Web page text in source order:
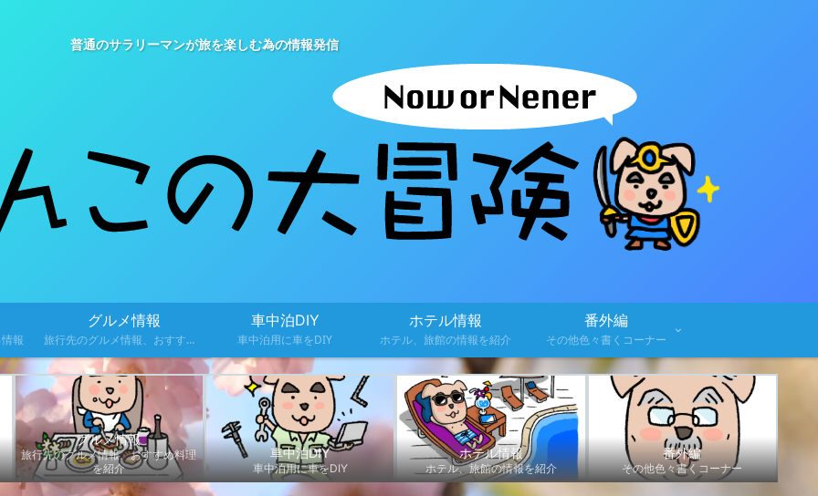
普通のサラリーマンが旅を楽しむ為の情報発信
報
グルメ情報
旅行先のグルメ情報、おすすめ料理を紹介
車中泊DIY
車中泊用に車をDIY
ホテル情報
ホテル、旅館の情報を紹介
番外編
その他色々書くコーナー
グルメ情報
旅行先のグルメ情報、おすすめ料理
を紹介
車中泊DIY
車中泊用に車をDIY
ホテル情報
ホテル、旅館の情報を紹介
番外編
その他色々書くコーナー